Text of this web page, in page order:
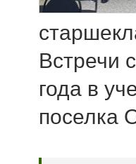
Встречи
года в
поселка